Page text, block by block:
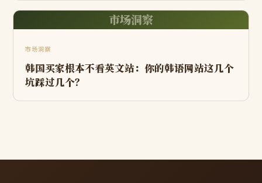
市场洞察
市场洞察
韩国买家根本不看英文站：你的韩语网站这几个
坑踩过几个？